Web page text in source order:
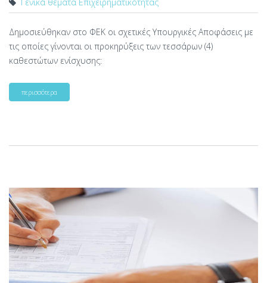
Δημοσιεύθηκαν στο ΦΕΚ οι σχετικές Υπουργικές Αποφάσεις με
τις οποίες γίνονται οι προκηρύξεις των τεσσάρων (4)
καθεστώτων ενίσχυσης:
περισσότερα